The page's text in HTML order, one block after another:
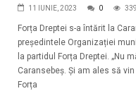
11 IUNIE, 2023 0 339
Forța Dreptei s-a întărit la
președintele Organizației
la partidul Forța Dreptei. „Nu
Caransebeș. Și am ales să
Forța